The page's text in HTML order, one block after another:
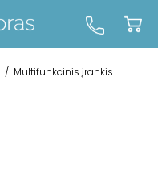
/ Multifunkcinis įrankis